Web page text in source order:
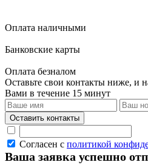
Оплата наличными
Банковские карты
Оплата безналом
Оставьте свои контакты ниже, и
Вами в течение 15 минут
Согласен с политикой
Ваша заявка успешно